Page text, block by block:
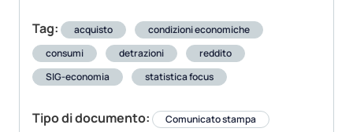
Tag: acquisto
condizioni economiche
consumi
detrazioni
reddito
SIG-economia
statistica focus
Tipo di documento: Comunicato stampa